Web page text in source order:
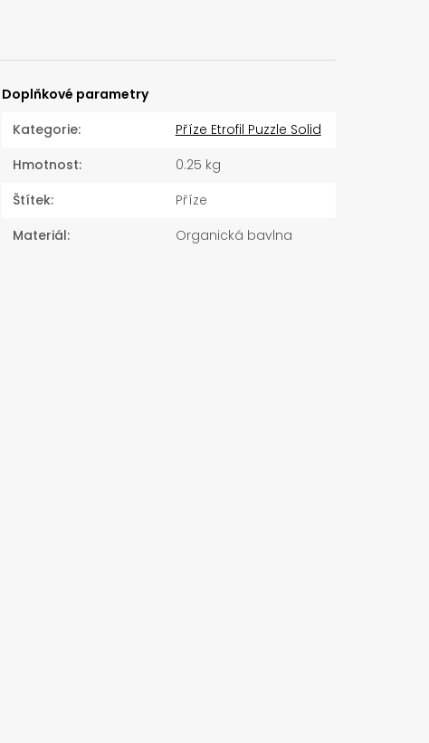
Doplňkové parametry
Kategorie:
Příze Etrofil Puzzle Solid
Hmotnost:
0.25 kg
Štítek:
Příze
Materiál: Organická bavlna